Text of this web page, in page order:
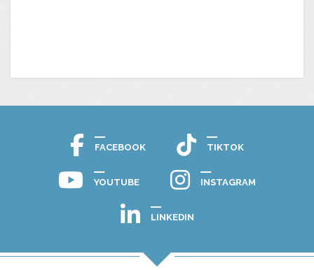
FACEBOOK TIKTOK
YOUTUBE INSTAGRAM
LINKEDIN